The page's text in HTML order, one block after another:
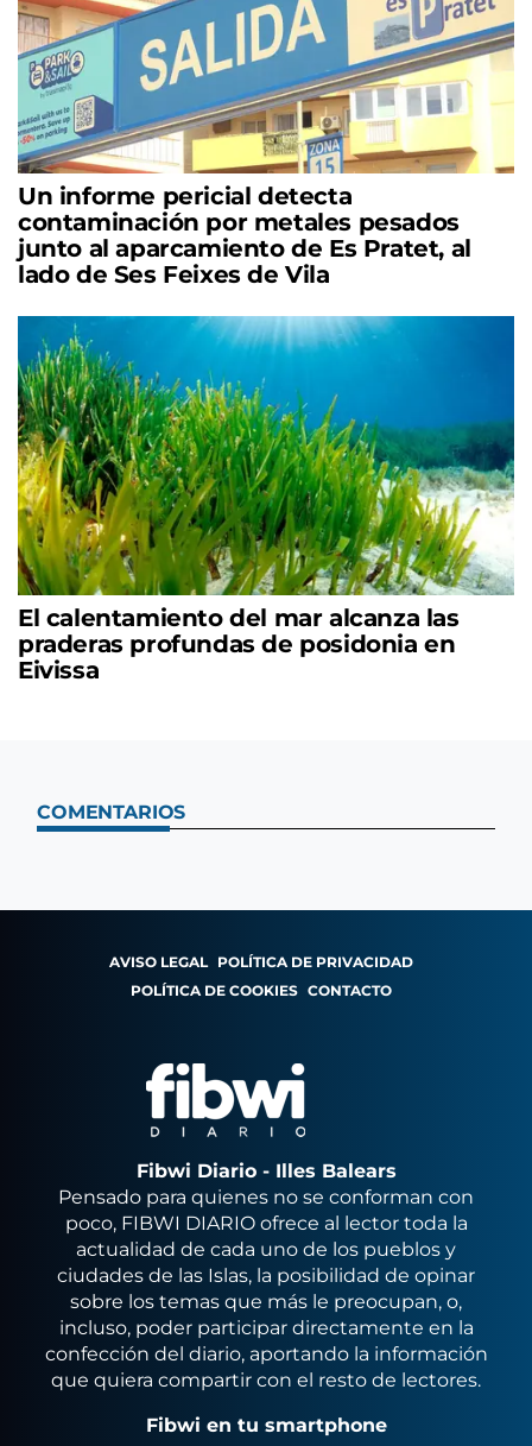
Un informe pericial detecta
contaminación por metales pesados
junto al aparcamiento de Es Pratet, al
lado de Ses Feixes de Vila
El calentamiento del mar alcanza las
praderas profundas de posidonia en
Eivissa
COMENTARIOS
AVISO LEGAL POLÍTICA DE PRIVACIDAD
POLÍTICA DE COOKIES CONTACTO
Fibwi Diario - Illes Balears
Pensado para quienes no se conforman con
poco, FIBWI DIARIO ofrece al lector toda la
actualidad de cada uno de los pueblos y
ciudades de las Islas, la posibilidad de opinar
sobre los temas que más le preocupan, o,
incluso, poder participar directamente en la
confección del diario, aportando la información
que quiera compartir con el resto de lectores.
Fibwi en tu smartphone